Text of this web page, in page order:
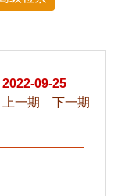
09-25
上一期
下一期